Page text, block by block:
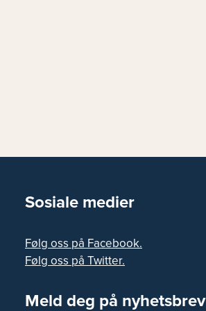
Sosiale medier
Følg oss på Facebook.
Følg oss på Twitter.
Meld deg på nyhetsbrev